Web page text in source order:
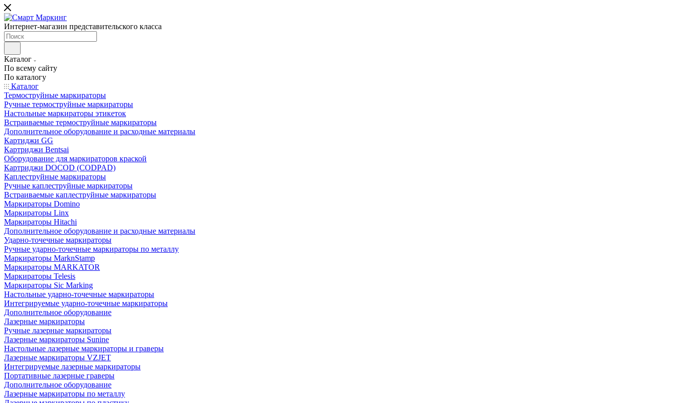
Интернет-магазин представительского класса
Каталог
По всему сайту
По каталогу
Каталог
Термоструйные маркираторы
Ручные термоструйные маркираторы
Настольные маркираторы этикеток
Встраиваемые термоструйные маркираторы
Дополнительное оборудование и расходные материалы
Картиджи GG
Картриджи Bentsai
Оборудование для маркираторов краской
Картриджи DOCOD (CODPAD)
Каплеструйные маркираторы
Ручные каплеструйные маркираторы
Встраиваемые каплеструйные маркираторы
Маркираторы Domino
Маркираторы Linx
Маркираторы Hitachi
Дополнительное оборудование и расходные материалы
Ударно-точечные маркираторы
Ручные ударно-точечные маркираторы по металлу
Маркираторы MarknStamp
Маркираторы MARKATOR
Маркираторы Telesis
Маркираторы Sic Marking
Настольные ударно-точечные маркираторы
Интегрируемые ударно-точечные маркираторы
Дополнительное оборудование
Лазерные маркираторы
Ручные лазерные маркираторы
Лазерные маркираторы Sunine
Настольные лазерные маркираторы и граверы
Лазерные маркираторы VZJET
Интегрируемые лазерные маркираторы
Портативные лазерные граверы
Дополнительное оборудование
Лазерные маркираторы по металлу